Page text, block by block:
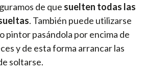
de que suelten todas las
. También puede utilizarse
pintor pasándola por encima de
y de esta forma arrancar las
soltarse.